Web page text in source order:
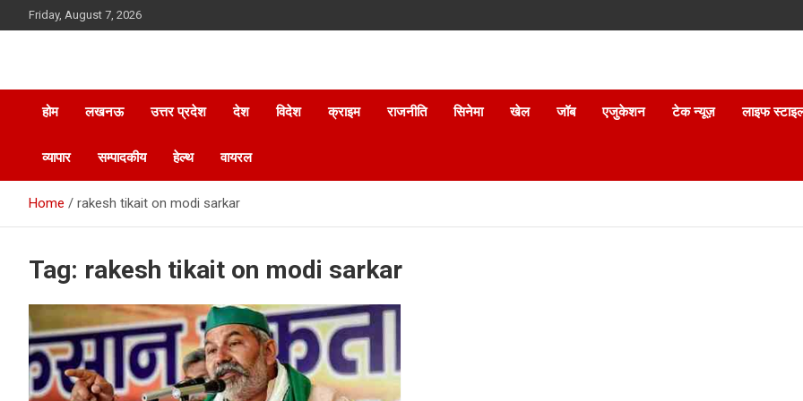
to
Friday, August 7, 2026
होम लखनऊ उत्तर प्रदेश देश विदेश क्राइम राजनीति सिनेमा खेल जॉब एजुकेशन टेक न्यूज़ लाइफ
व्यापार सम्पादकीय हेल्थ वायरल
Home rakesh tikait on modi sarkar
Tag: rakesh tikait on modi sarkar